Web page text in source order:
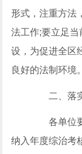
形式，注重方法
法工作;要立足
设，为促进全区
良好的法制环境。
二、落实
各单位要
纳入年度综治考